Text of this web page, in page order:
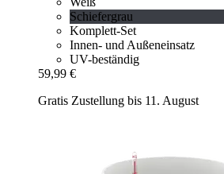
Schiefergrau
Komplett-Set
Innen- und Außeneinsatz
UV-beständig
59,99 €
Gratis Zustellung bis 11. August